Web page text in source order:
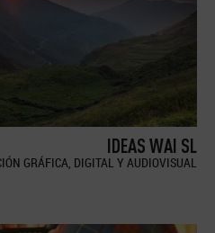
IDEAS WAI SL
GRÁFICA, DIGITAL Y AUDIOVISUAL